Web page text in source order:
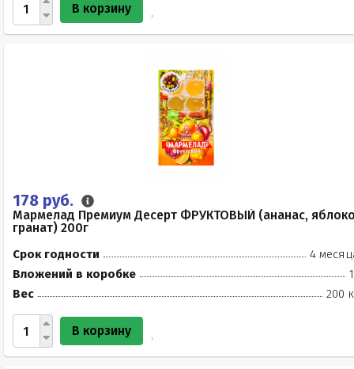
В корзину
178 руб.
Мармелад Премиум Десерт ФРУКТОВЫЙ (ананас,
гранат) 200г
Срок годности
4
Вложений в коробке
Вес
200
В корзину